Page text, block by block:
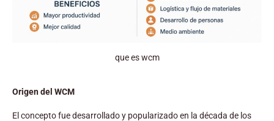
que es wcm
Origen del WCM
El concepto fue desarrollado y popularizado en la década de los